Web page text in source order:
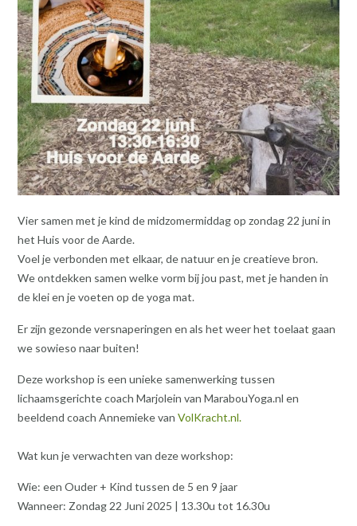
Vier samen met je kind de midzomermiddag op zondag 22 juni in
het Huis voor de Aarde.
Voel je verbonden met elkaar, de natuur en je creatieve bron.
We ontdekken samen welke vorm bij jou past, met je handen in
de klei en je voeten op de yoga mat.
Er zijn gezonde versnaperingen en als het weer het toelaat gaan
we sowieso naar buiten!
Deze workshop is een unieke samenwerking tussen
lichaamsgerichte coach Marjolein van MarabouYoga.nl en
beeldend coach Annemieke van VolKracht.nl.
Wat kun je verwachten van deze workshop:
Wie: een Ouder + Kind tussen de 5 en 9 jaar
Wanneer: Zondag 22 Juni 2025 | 13.30u tot 16.30u